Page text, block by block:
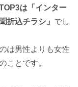
は「インター
折込チラシ」 でし
は男性よりも女性
ことです。